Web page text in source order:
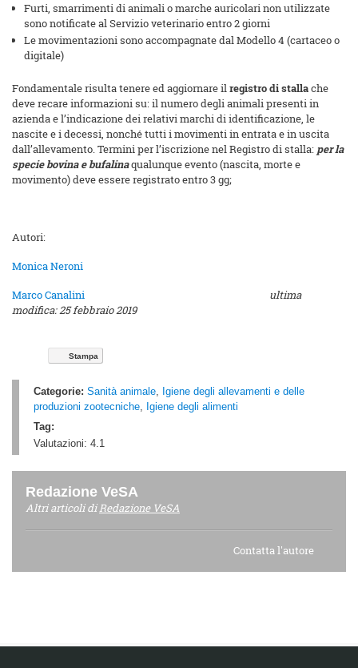
Furti, smarrimenti di animali o marche auricolari non utilizzate
sono notificate al Servizio veterinario entro 2 giorni
Le movimentazioni sono accompagnate dal Modello 4 (cartaceo o
digitale)
Fondamentale risulta tenere ed aggiornare ilregistro di stallache
deve recare informazioni su: il numero degli animali presenti in
azienda e l’indicazione dei relativi marchi di identificazione, le
nascite e i decessi, nonché tutti i movimenti in entrata e in uscita
dall’allevamento. Termini per l’iscrizione nel Registro di stalla: perla
specie bovina e bufalinaqualunque evento (nascita, morte e
movimento) deve essere registrato entro 3 gg;
Autori:
Monica Neroni
Marco Canalini
ultima
modifica: 25 febbraio 2019
Stampa
Categorie: Sanità animale, Igiene degli allevamenti e delle
produzioni zootecniche, Igiene degli alimenti
Tag:
Valutazioni: 4.1
Redazione VeSA
Altri articoli diRedazione VeSA
Contatta l'autore